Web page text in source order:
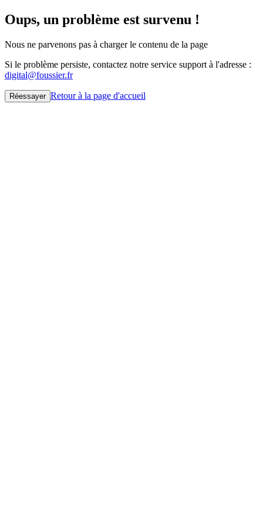
Oups, un problème est survenu !
Nous ne parvenons pas à charger le contenu de la page
Si le problème persiste, contactez notre service support à l'adresse :
digital@foussier.fr
Réessayer Retour à la page d'accueil